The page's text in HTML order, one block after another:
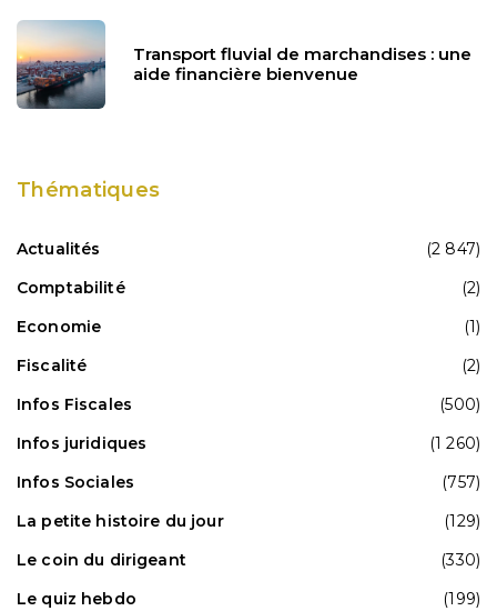
Transport fluvial de marchandises : une
aide financière bienvenue
Thématiques
Actualités
(2 847)
Comptabilité
(2)
Economie
(1)
Fiscalité
(2)
Infos Fiscales
(500)
Infos juridiques
(1 260)
Infos Sociales
(757)
La petite histoire du jour
(129)
Le coin du dirigeant
(330)
Le quiz hebdo
(199)